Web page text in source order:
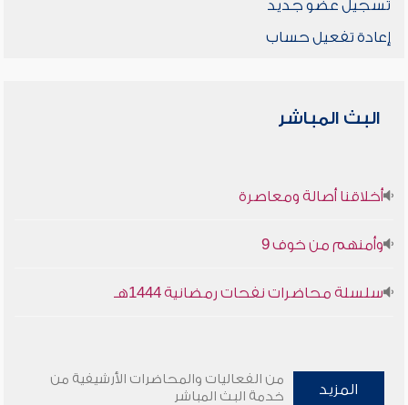
تسجيل عضو جديد
إعادة تفعيل حساب
البث المباشر
أخلاقنا أصالة ومعاصرة
وأمنهم من خوف 9
سلسلة محاضرات نفحات رمضانية 1444هـ
المزيد
من الفعاليات والمحاضرات الأرشيفية من
خدمة البث المباشر